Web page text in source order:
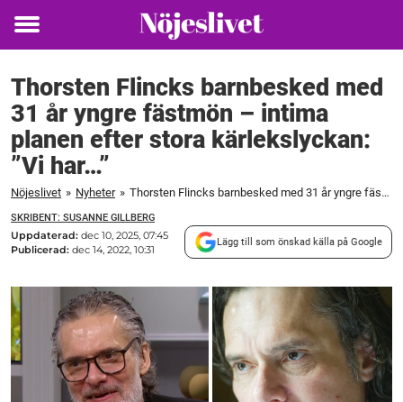
Toggle
Thorsten Flincks barnbesked med
31 år yngre fästmön – intima
planen efter stora kärlekslyckan:
”Vi har…”
Nöjeslivet » Nyheter » Thorsten Flincks barnbesked med 31 år yngre fästmön – intima planen efter stora kärlekslyckan: "Vi har..."
SKRIBENT: SUSANNE GILLBERG
Uppdaterad: dec 10, 2025, 07:45
Publicerad: dec 14, 2022, 10:31
Lägg till som önskad källa på Google